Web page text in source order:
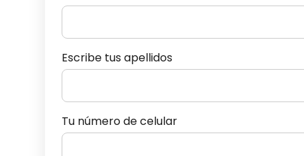
Escribe tus apellidos
Tu número de celular